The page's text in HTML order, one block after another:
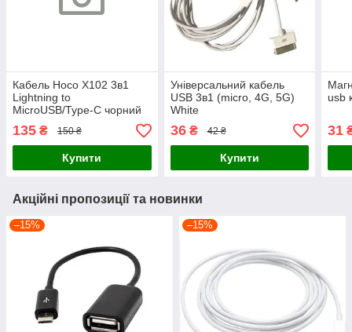
Кабель Hoco X102 3в1
Lightning to
MicroUSB/Type-C чорний
135 ₴ 150 ₴
Купити
Універсальний кабель
USB 3в1 (micro, 4G, 5G)
White
36₴ 42 ₴
Купити
usb
31
Акційні пропозиції та новинки
–15% –15%